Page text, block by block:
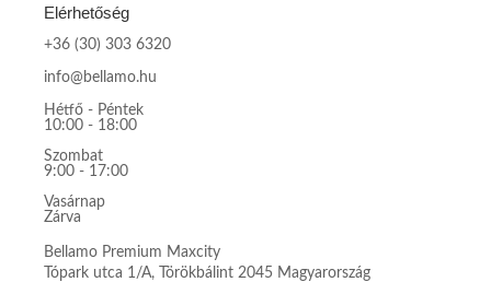
Elérhetőség
+36 (30) 303 6320
info@bellamo.hu
Hétfő - Péntek
10:00 - 18:00
Szombat
9:00 - 17:00
Vasárnap
Zárva
Bellamo Premium Maxcity
Tópark utca 1/A, Törökbálint 2045 Magyarország